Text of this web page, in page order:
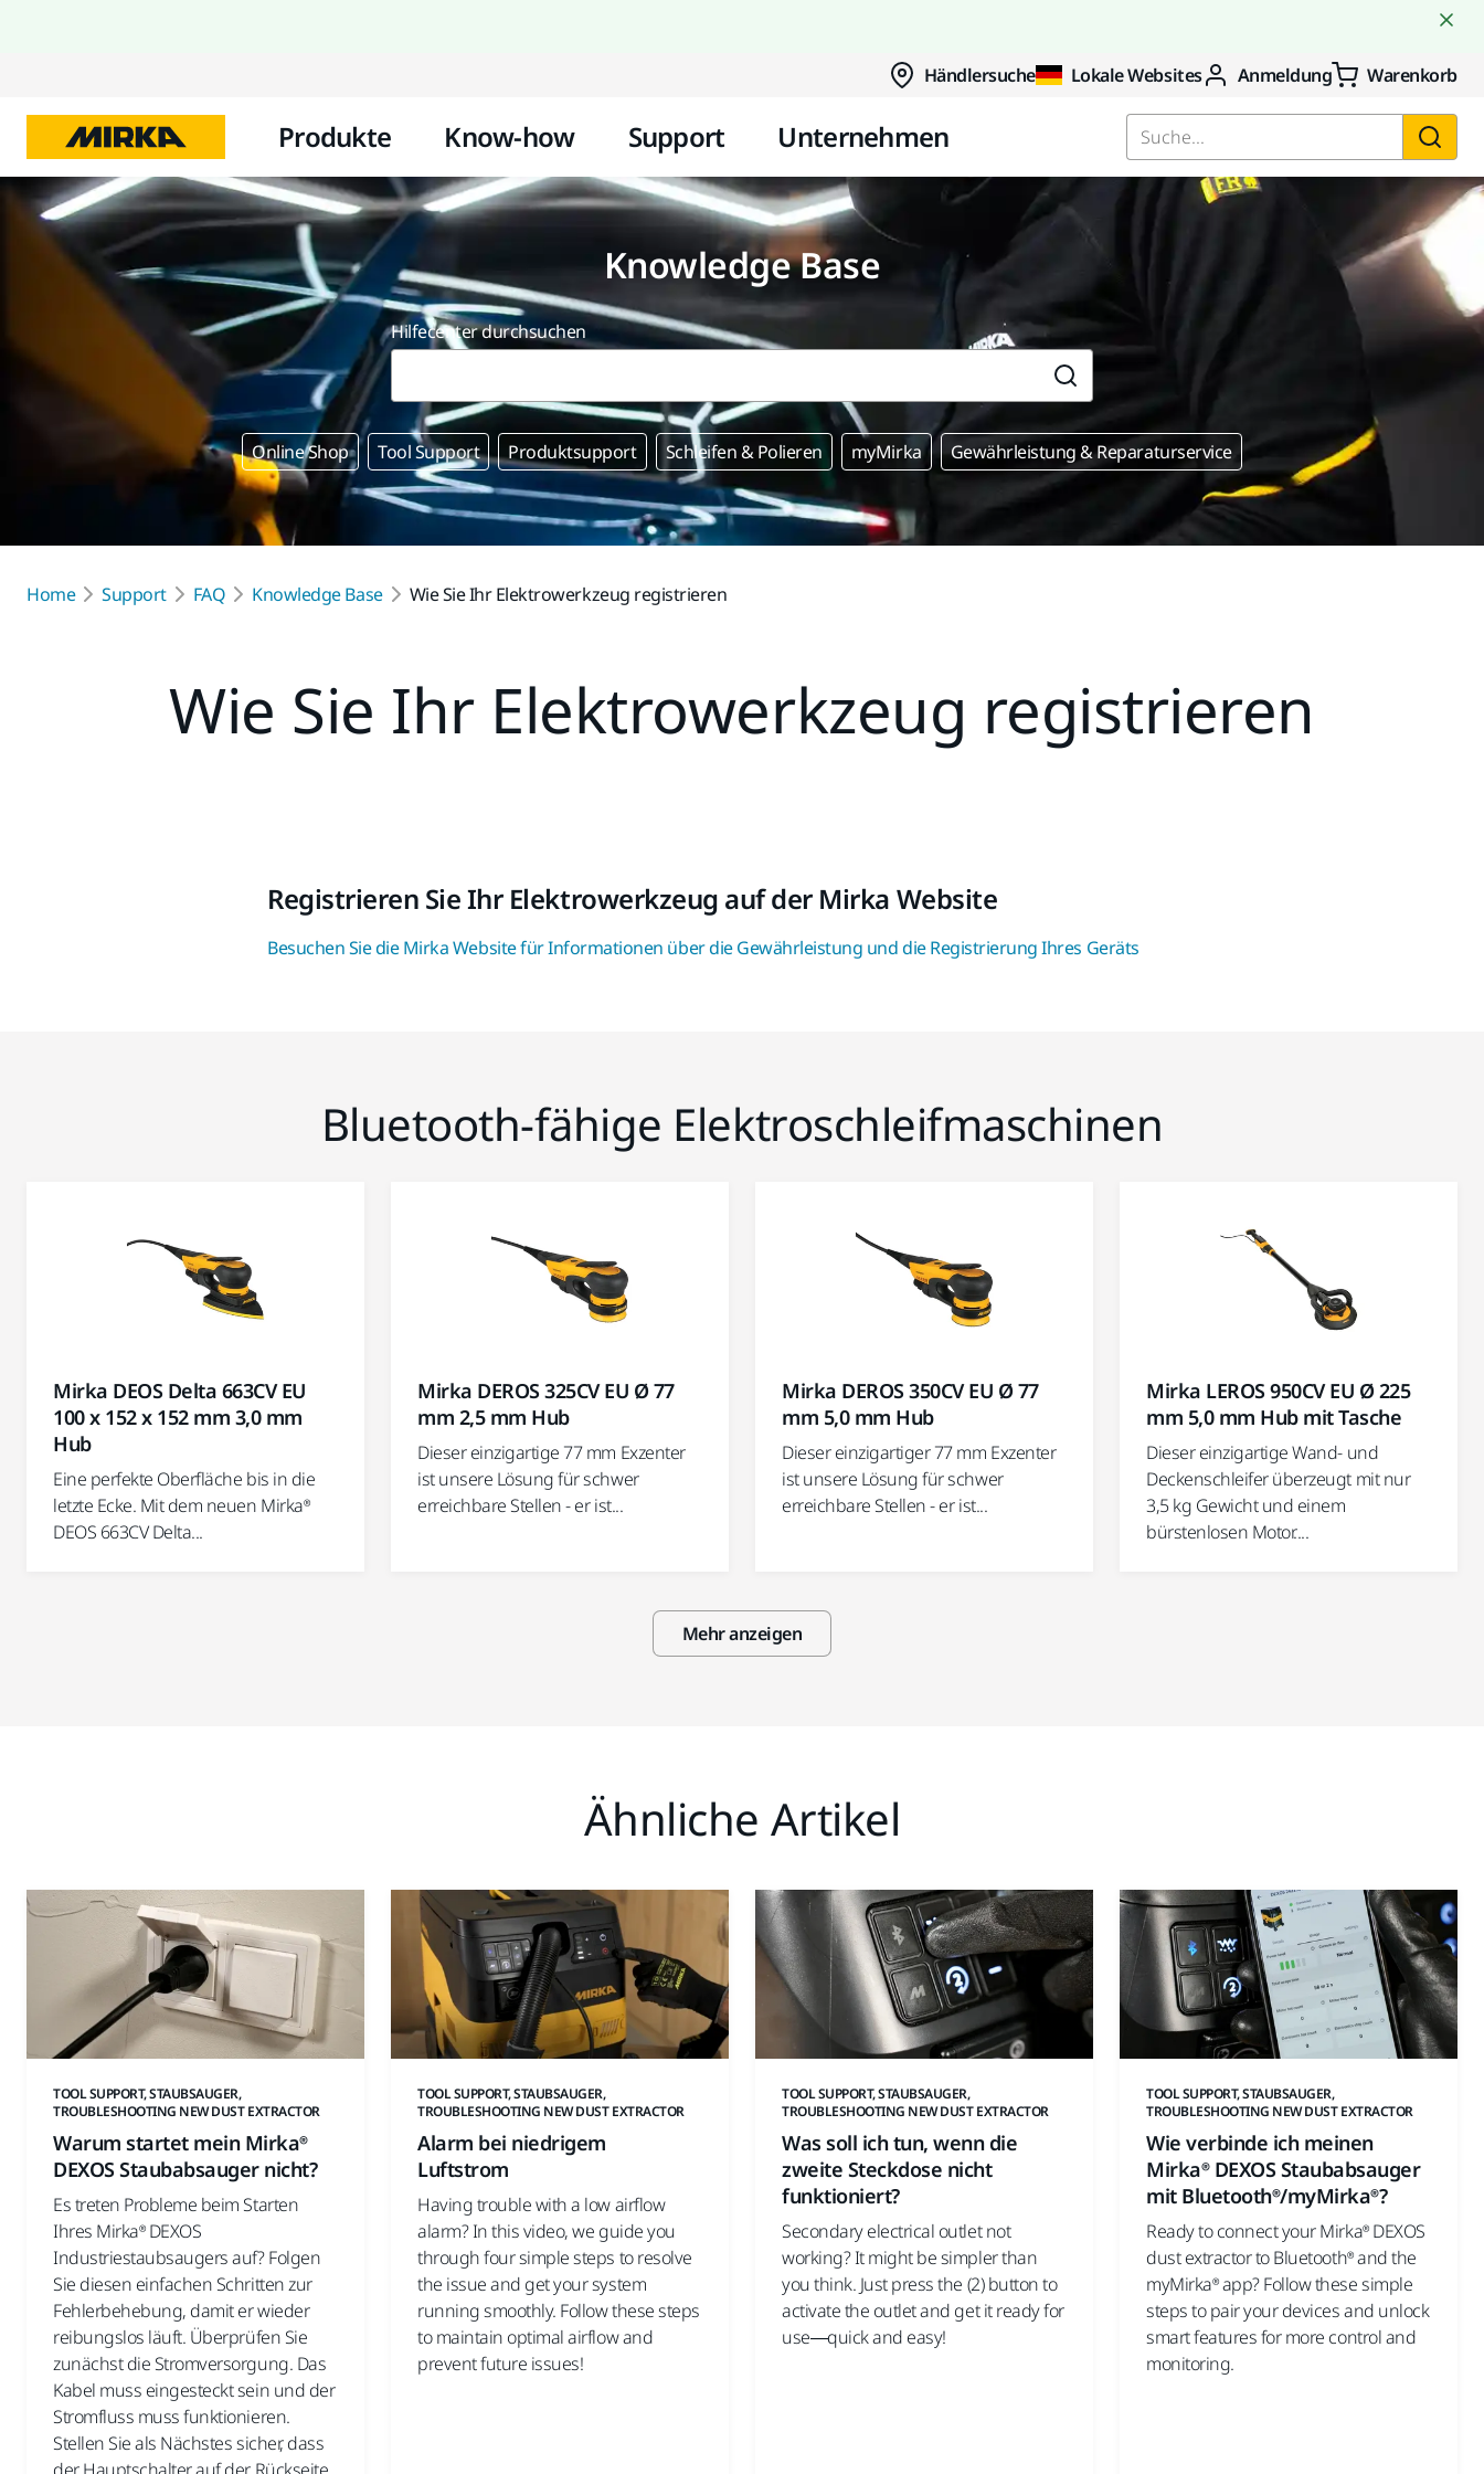
Händlersuche Lokale Websites Anmeldung Warenkorb
Produkte Know-how Support Unternehmen Suche...
Knowledge Base
Hilfecenter durchsuchen
Online Shop Tool Support Produktsupport Schleifen & Polieren myMirka Gewährleistung & Reparaturservice
Home Support FAQ Knowledge Base Wie Sie Ihr Elektrowerkzeug registrieren
Wie Sie Ihr Elektrowerkzeug registrieren
Registrieren Sie Ihr Elektrowerkzeug auf der Mirka Website
Besuchen Sie die Mirka Website für Informationen über die Gewährleistung und die Registrierung Ihres Geräts
Bluetooth-fähige Elektroschleifmaschinen
Mirka DEOS Delta 663CV EU
100 x 152 x 152 mm 3,0 mm
Hub
Eine perfekte Oberfläche bis in die
letzte Ecke. Mit dem neuen Mirka®
DEOS 663CV Delta...
Mirka DEROS 325CV EU Ø 77
mm 2,5 mm Hub
Dieser einzigartige 77 mm Exzenter
ist unsere Lösung für schwer
erreichbare Stellen - er ist...
Mirka DEROS 350CV EU Ø 77
mm 5,0 mm Hub
Dieser einzigartiger 77 mm Exzenter
ist unsere Lösung für schwer
erreichbare Stellen - er ist...
Mirka LEROS 950CV EU Ø 225
mm 5,0 mm Hub mit Tasche
Dieser einzigartige Wand- und
Deckenschleifer überzeugt mit nur
3,5 kg Gewicht und einem
bürstenlosen Motor....
Mehr anzeigen
Ähnliche Artikel
TOOL SUPPORT, STAUBSAUGER,
TROUBLESHOOTING NEW DUST EXTRACTOR
Warum startet mein Mirka®
DEXOS Staubabsauger nicht?
Es treten Probleme beim Starten
Ihres Mirka® DEXOS
Industriestaubsaugers auf? Folgen
Sie diesen einfachen Schritten zur
Fehlerbehebung, damit er wieder
reibungslos läuft. Überprüfen Sie
zunächst die Stromversorgung. Das
Kabel muss eingesteckt sein und der
Stromfluss muss funktionieren.
Stellen Sie als Nächstes sicher, dass
TOOL SUPPORT, STAUBSAUGER,
TROUBLESHOOTING NEW DUST EXTRACTOR
Alarm bei niedrigem
Luftstrom
Having trouble with a low airflow
alarm? In this video, we guide you
through four simple steps to resolve
the issue and get your system
running smoothly. Follow these steps
to maintain optimal airflow and
prevent future issues!
TOOL SUPPORT, STAUBSAUGER,
TROUBLESHOOTING NEW DUST EXTRACTOR
Was soll ich tun, wenn die
zweite Steckdose nicht
funktioniert?
Secondary electrical outlet not
working? It might be simpler than
you think. Just press the (2) button to
activate the outlet and get it ready for
use—quick and easy!
TOOL SUPPORT, STAUBSAUGER,
TROUBLESHOOTING NEW DUST EXTRACTOR
Wie verbinde ich meinen
Mirka® DEXOS Staubabsauger
mit Bluetooth®/myMirka®?
Ready to connect your Mirka® DEXOS
dust extractor to Bluetooth® and the
myMirka® app? Follow these simple
steps to pair your devices and unlock
smart features for more control and
monitoring.